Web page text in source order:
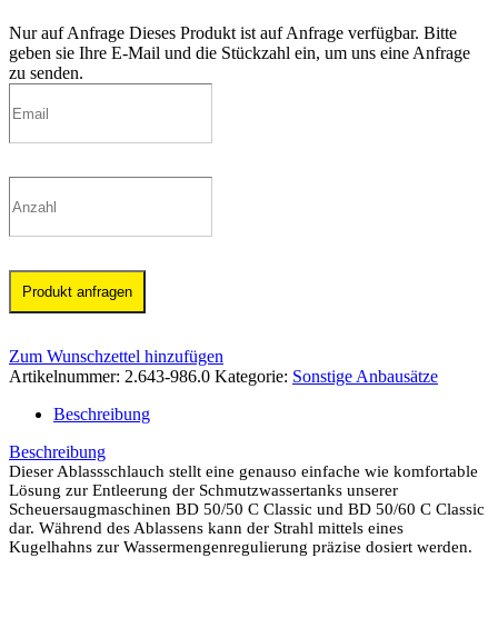
Nur auf Anfrage Dieses Produkt ist auf Anfrage verfügbar. Bitte
geben sie Ihre E-Mail und die Stückzahl ein, um uns eine Anfrage
zu senden.
Produkt anfragen
Zum Wunschzettel hinzufügen
Artikelnummer: 2.643-986.0 Kategorie: Sonstige Anbausätze
Beschreibung
Beschreibung
Dieser Ablassschlauch stellt eine genauso einfache wie komfortable
Lösung zur Entleerung der Schmutzwassertanks unserer
Scheuersaugmaschinen BD 50/50 C Classic und BD 50/60 C Classic
dar. Während des Ablassens kann der Strahl mittels eines
Kugelhahns zur Wassermengenregulierung präzise dosiert werden.